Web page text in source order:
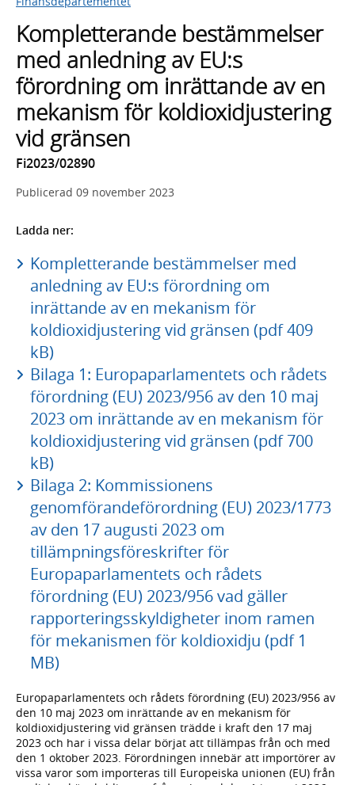
Kompletterande bestämmelser
med anledning av EU:s
förordning om inrättande av en
mekanism för koldioxidjustering
vid gränsen
Fi2023/02890
Publicerad 09 november 2023
Ladda ner:
Kompletterande bestämmelser med
anledning av EU:s förordning om
inrättande av en mekanism för
koldioxidjustering vid gränsen (pdf 409
kB)
Bilaga 1: Europaparlamentets och rådets
förordning (EU) 2023/956 av den 10 maj
2023 om inrättande av en mekanism för
koldioxidjustering vid gränsen (pdf 700
kB)
Bilaga 2: Kommissionens
genomförandeförordning (EU) 2023/1773
av den 17 augusti 2023 om
tillämpningsföreskrifter för
Europaparlamentets och rådets
förordning (EU) 2023/956 vad gäller
rapporteringsskyldigheter inom ramen
för mekanismen för koldioxidju (pdf 1
MB)
Europaparlamentets och rådets förordning (EU) 2023/956 av
den 10 maj 2023 om inrättande av en mekanism för
koldioxidjustering vid gränsen trädde i kraft den 17 maj
2023 och har i vissa delar börjat att tillämpas från och med
den 1 oktober 2023. Förordningen innebär att importörer av
vissa varor som importeras till Europeiska unionen (EU) från